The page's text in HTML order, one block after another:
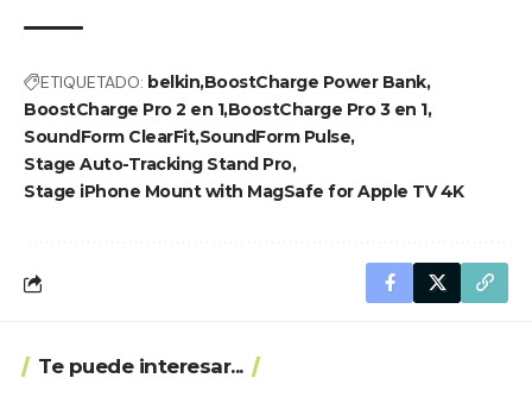
ETIQUETADO: belkinBoostCharge Power Bank
BoostCharge Pro 2 en 1BoostCharge Pro 3 en 1
SoundForm ClearFitSoundForm Pulse
Stage Auto-Tracking Stand Pro
Stage iPhone Mount with MagSafe for Apple TV 4K
Te puede interesar...